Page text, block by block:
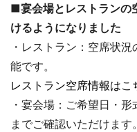
■宴会場とレストランの
けるようになりました
・レストラン：空席状
能です。
レストラン空席情報はこ
・宴会場：ご希望日・
までご確認いただけます。